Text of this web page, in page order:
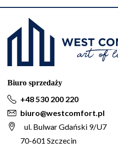
Biuro sprzedaży
+48 530 200 220
biuro@westcomfort.pl
ul. Bulwar Gdański 9/U7
70-601 Szczecin